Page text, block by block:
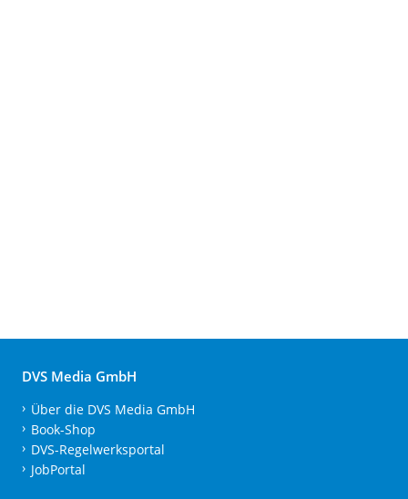
DVS Media GmbH
Über die DVS Media GmbH
Book-Shop
DVS-Regelwerksportal
JobPortal